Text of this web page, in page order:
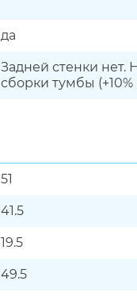
да
Задней стенки
сборки тумбы (+10%
51
41.5
19.5
49.5